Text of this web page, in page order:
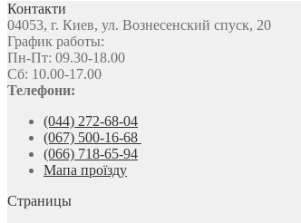
Контакти
04053, г. Киев, ул. Вознесенский спуск, 20
График работы:
Пн-Пт: 09.30-18.00
Сб: 10.00-17.00
Телефони:
(044) 272-68-04
(067) 500-16-68
(066) 718-65-94
Мапа проїзду
Страницы